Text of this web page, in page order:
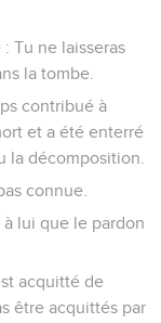
Tu ne laisseras
la tombe.
contribué à
et a été enterré
la décomposition.
connue.
à lui que le pardon
acquitté de
être acquittés par